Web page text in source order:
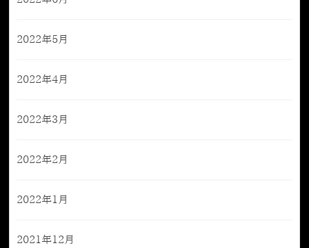
2022年5月
2022年4月
2022年3月
2022年2月
2022年1月
2021年12月